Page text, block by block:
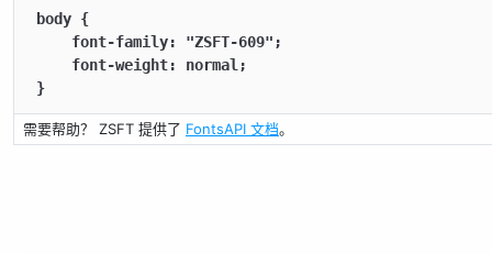
body {
    font-family: "ZSFT-609";
    font-weight: normal;
}
需要帮助？ ZSFT 提供了 FontsAPI 文档。